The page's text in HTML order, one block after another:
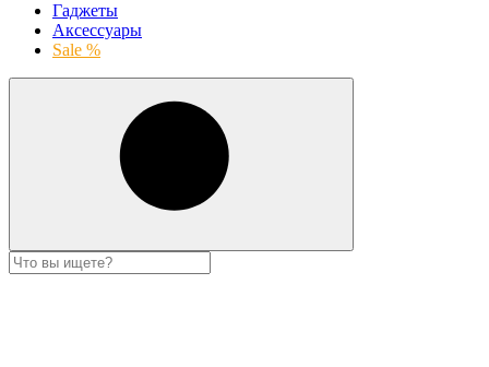
Гаджеты
Аксессуары
Sale %